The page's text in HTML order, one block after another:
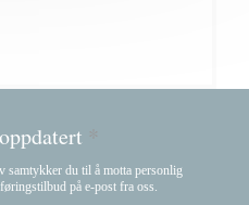
*
samtykker du til å motta personlig
på e-post fra oss.